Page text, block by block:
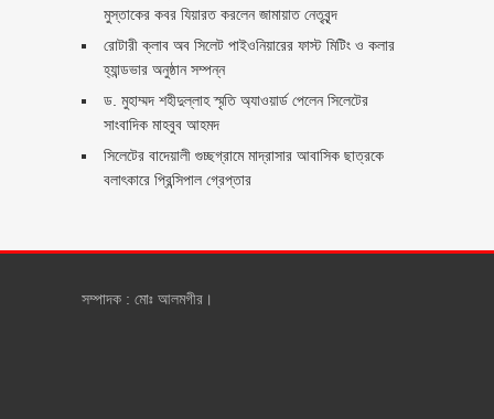
মুস্তাকের কবর যিয়ারত করলেন জামায়াত নেতৃবৃন্দ ‎
রোটারী ক্লাব অব সিলেট পাইওনিয়ারের ফাস্ট মিটিং ও কলার
হ্যান্ডভার অনুষ্ঠান সম্পন্ন
ড. মুহাম্মদ শহীদুল্লাহ স্মৃতি অ্যাওয়ার্ড পেলেন সিলেটের
সাংবাদিক মাহবুব আহমদ
সিলেটের বাদেয়ালী গুচ্ছগ্রামে মাদ্রাসার আবাসিক ছাত্রকে
বলাৎকারে প্রিন্সিপাল গ্রেপ্তার ‎
সম্পাদক : মোঃ আলমগীর।